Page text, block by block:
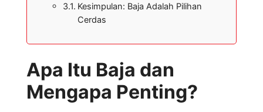
Kesimpulan: Baja Adalah Pilihan
Cerdas
Apa Itu Baja dan
Mengapa Penting?